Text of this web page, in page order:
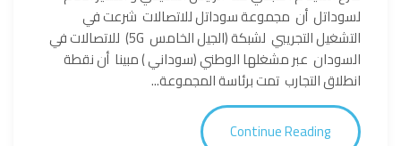
لسوداتل أن مجموعة سوداتل للاتصالات شرعت في
التشغيل التجريبي لشبكة (الجيل الخامس 5G) للاتصالات في
السودان عبر مشغلها الوطني (سوداني ) مبينا أن نقطة
انطلاق التجارب تمت برئاسة المجموعة...
Continue Reading